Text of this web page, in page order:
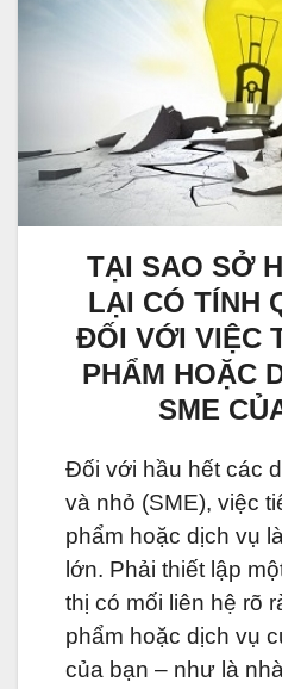
TẠI SAO SỞ
LẠI CÓ TÍNH
ĐỐI VỚI VIỆC
PHẨM HOẶC
SME
Đối với hầu hết các
và nhỏ (SME), việc
phẩm hoặc dịch vụ
lớn. Phải thiết lập
thị có mối liên hệ rõ
phẩm hoặc dịch vụ
của bạn – như là